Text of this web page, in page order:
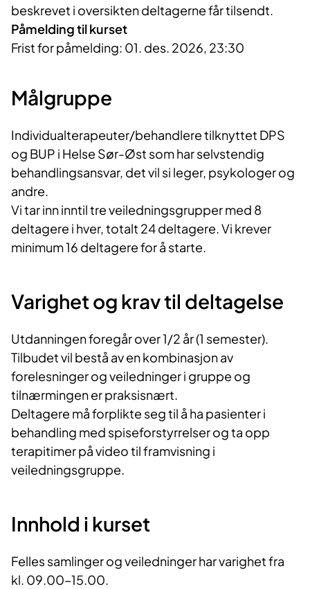
beskrevet i oversikten deltagerne får tilsendt.
Påmelding til kurset
Frist for påmelding: 01. des. 2026, 23:30
Målgruppe
Individualterapeuter/behandlere tilknyttet DPS
og BUP i Helse Sør-Øst som har selvstendig
behandlingsansvar, det vil si leger, psykologer og
andre.
Vi tar inn inntil tre veiledningsgrupper med 8
deltagere i hver, totalt 24 deltagere. Vi krever
minimum 16 deltagere for å starte.
Varighet og krav til deltagelse
Utdanningen foregår over 1/2 år (1 semester).
Tilbudet vil bestå av en kombinasjon av
forelesninger og veiledninger i gruppe og
tilnærmingen er praksisnært.
Deltagere må forplikte seg til å ha pasienter i
behandling med spiseforstyrrelser og ta opp
terapitimer på video til framvisning i
veiledningsgruppe.
Innhold i kurset
Felles samlinger og veiledninger har varighet fra
kl. 09.00–15.00.